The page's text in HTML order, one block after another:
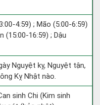
4:59) ; Mão (5:00-6:59)
(15:00-16:59) ; Dậu
Nguyệt kỵ, Nguyệt tận,
Kỵ Nhật nào.
sinh Chi (Kim sinh